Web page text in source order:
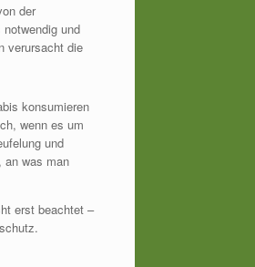
der
und
verursacht die
konsumieren
wenn es um
und
an was man
erst beachtet –